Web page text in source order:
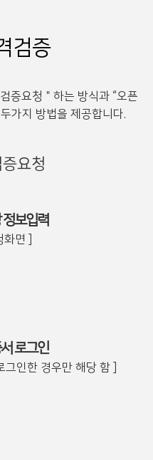
검증
증요청＂하는 방식과 “오픈
가지 방법을 제공합니다.
요청
보입력
화면 ]
로그인
그인한 경우만 해당 함 ]